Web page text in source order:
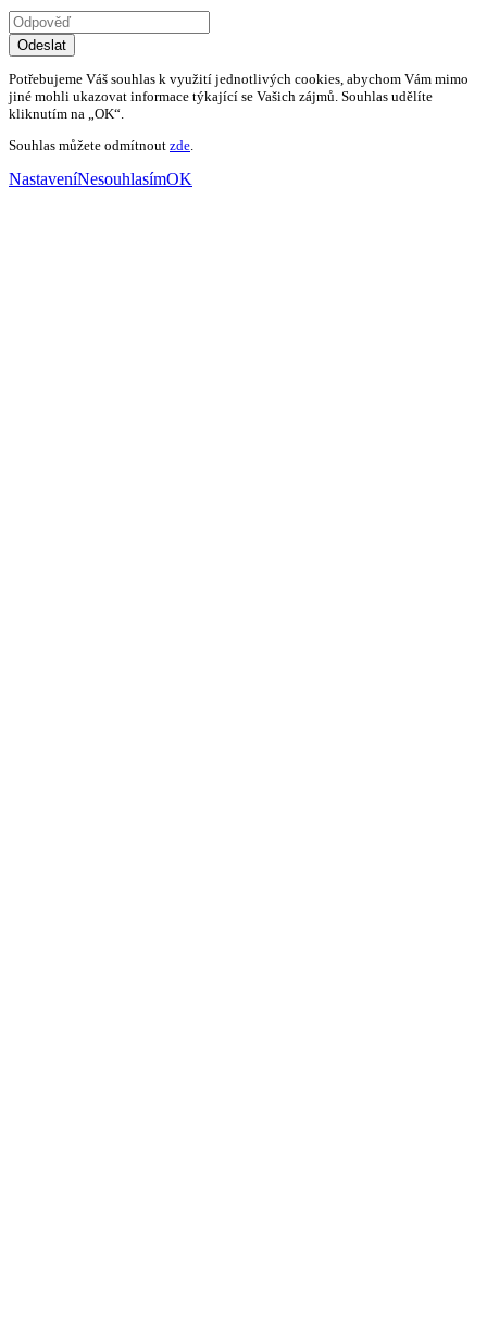
Odeslat
Potřebujeme Váš souhlas k využití jednotlivých cookies, abychom Vám mimo
jiné mohli ukazovat informace týkající se Vašich zájmů. Souhlas udělíte
kliknutím na „OK“.
Souhlas můžete odmítnout zde.
NastaveníNesouhlasímOK